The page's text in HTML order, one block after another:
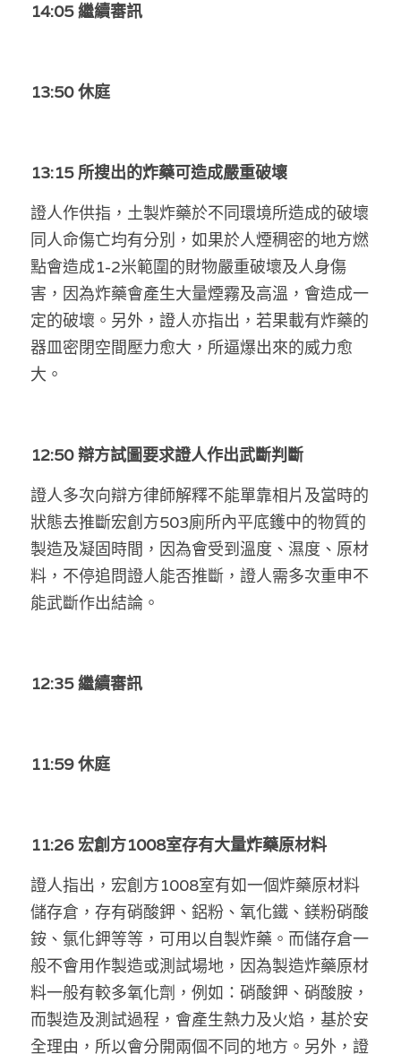
羅浚軒專欄
溫志倫專欄
汪明欣專欄
香港科技專上書院｜專欄
14:05 繼續審訊
13:50 休庭
13:15 所搜出的炸藥可造成嚴重破壞
證人作供指，土製炸藥於不同環境所造成的破壞
同人命傷亡均有分別，如果於人煙稠密的地方燃
點會造成1-2米範圍的財物嚴重破壞及人身傷
害，因為炸藥會產生大量煙霧及高溫，會造成一
定的破壞。另外，證人亦指出，若果載有炸藥的
器皿密閉空間壓力愈大，所逼爆出來的威力愈
大。
12:50 辯方試圖要求證人作出武斷判斷
證人多次向辯方律師解釋不能單靠相片及當時的
狀態去推斷宏創方503廁所內平底鑊中的物質的
製造及凝固時間，因為會受到溫度、濕度、原材
料，不停追問證人能否推斷，證人需多次重申不
能武斷作出結論。
12:35 繼續審訊
11:59 休庭
11:26 宏創方1008室存有大量炸藥原材料
證人指出，宏創方1008室有如一個炸藥原材料
儲存倉，存有硝酸鉀、鋁粉、氧化鐵、鎂粉硝酸
銨、氯化鉀等等，可用以自製炸藥。而儲存倉一
般不會用作製造或測試場地，因為製造炸藥原材
料一般有較多氧化劑，例如：硝酸鉀、硝酸胺，
而製造及測試過程，會產生熱力及火焰，基於安
全理由，所以會分開兩個不同的地方。另外，證